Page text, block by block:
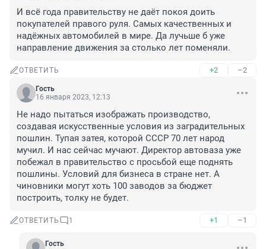
И всё года правительству не даёт покоя доить
покупателей правого руля. Самых качественных и
надёжных автомобилей в мире. Да лучьше б уже
направление движения за столько лет поменяли.
ОТВЕТИТЬ +2 –2
Гость
16 января 2023, 12:13
Не надо пытаться изображать производство,
создавая искусственные условия из заградительных
пошлин. Тупая затея, которой СССР 70 лет народ
мучил. И нас сейчас мучают. Директор автоваза уже
побежал в правительство с просьбой еще поднять
пошлины. Условий для бизнеса в стране нет. А
чиновники могут хоть 100 заводов за бюджет
построить, толку не будет.
ОТВЕТИТЬ 1 +1 –1
Гость